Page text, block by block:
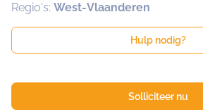
Regio's: West-Vlaanderen
Hulp nodig?
Solliciteer nu